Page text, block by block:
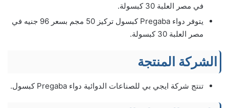
في مصر العلبة 30 كبسولة.
يتوفر دواء Pregaba كبسول تركيز 50 مجم بسعر 96 جنيه في
مصر العلبة 30 كبسولة.
الشركة المنتجة
تنتج شركة ايجي بي للصناعات الدوائية دواء Pregaba كبسول.